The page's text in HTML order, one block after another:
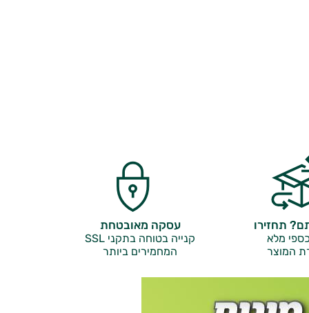
תחזירו
מלא
המוצר
עסקה מאובטחת
קנייה בטוחה בתקני SSL
המחמירים ביותר